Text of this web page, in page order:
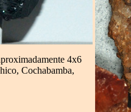
4x6
Cochabamba,